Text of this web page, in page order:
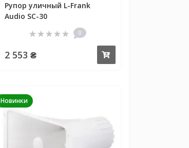
Рупор уличный L-Frank
Audio SC-30
0
2 553 ₴
Новинки